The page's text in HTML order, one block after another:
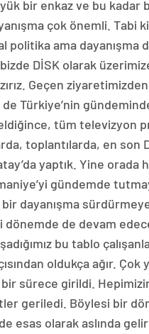
bir enkaz ve bu kadar
çok önemli. Tabi
politika ama dayanışma
DİSK olarak
Geçen
de Türkiye’nin
tüm televizyon
toplantılarda, en son
yaptık. Yine orada
gündemde
dayanışma sürdürmeye
dönemde de devam
bu tablo
oldukça ağır. Çok
sürece girildi.
geriledi. Böylesi bir
esas olarak aslında